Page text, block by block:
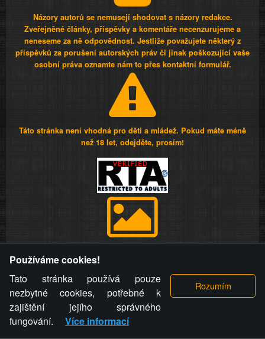
Názory autorů se nemusejí shodovat s názory redakce.
Zveřejněné články, příspěvky a komentáře necenzurujeme a
neneseme za ně odpovědnost. Jestliže považujete některý z
příspěvků za porušení autorských práv či jinak poškozující vaše
osobní práva oznamte nám to přes kontaktní formulář.
Táto stránka není vhodná pro děti a mládež. Pokud máte méně
než 18 let, odejděte, prosím!
videa a komentáře. Osoba, které se toto opatření provozovatele
stránky týče, ani osoba, která umístila fotografii nebo video na
stránku, nemůže z důvodu odstranění fotografie, videa nebo
komentáře pro výše uvedenou okolnost uplatnit vůči
provozovateli stránky žádný nárok na náhradu škody nebo
nemajetkové újmy.
Používáme cookies!
Tato stránka používá pouze
nezbytné cookies, potřebné k
zajištění jejího správného
fungování.
Více informací